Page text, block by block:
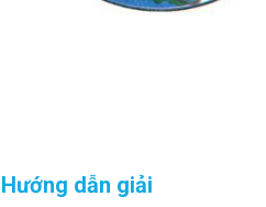
Hướng dẫn giải